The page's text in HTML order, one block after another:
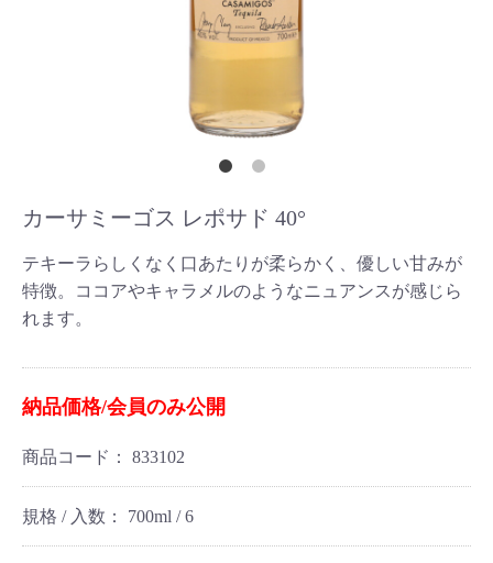
カーサミーゴス レポサド 40°
テキーラらしくなく口あたりが柔らかく、優しい甘みが
特徴。ココアやキャラメルのようなニュアンスが感じら
れます。
納品価格/会員のみ公開
商品コード： 833102
規格 / 入数： 700ml / 6